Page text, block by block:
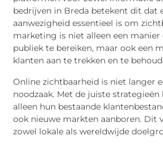
bedrijven in Breda betekent dit dat
aanwezigheid essentieel is om
marketing is niet alleen een manier
publiek te bereiken, maar ook een
klanten aan te trekken en te
Online zichtbaarheid is niet langer
noodzaak. Met de juiste
alleen hun bestaande
ook nieuwe markten aanboren. Dit
zowel lokale als wereldwijde